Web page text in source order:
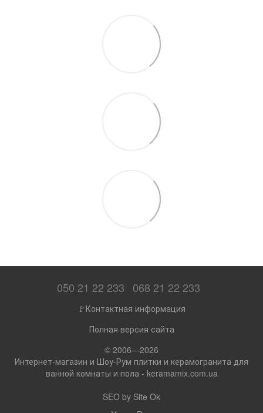
050 21 22 233 068 21 22 233
🚩Контактная информация
Полная версия сайта
© 2006—2026
Интернет-магазин и Шоу-Рум плитки и керамогранита для
ванной комнаты и пола - keramamix.com.ua
SEO by Site Ok